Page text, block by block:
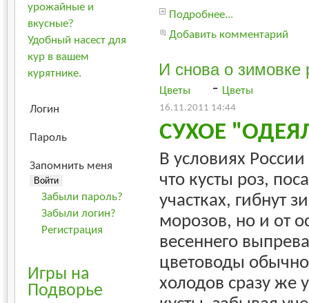
урожайные и
вкусные?
Удобный насест для
кур в вашем
курятнике.
Логин
Пароль
Запомнить меня
Забыли пароль?
Забыли логин?
Регистрация
Игры на
Подворье
Подробнее...
Добавить комментарий
И снова о зимовке
Цветы - Цветы
16.11.2011 14:44
СУХОЕ
В условиях
что кусты роз,
участках, гибнут
морозов, но и от
весеннего
цветоводы
холодов сразу же